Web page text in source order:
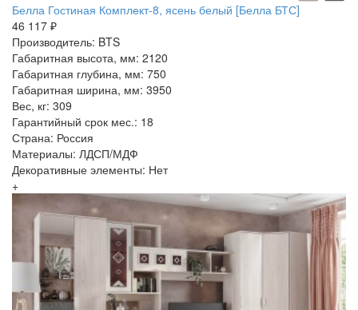
Белла Гостиная Комплект-8, ясень белый [Белла БТС]
46 117 ₽
Производитель: BTS
Габаритная высота, мм: 2120
Габаритная глубина, мм: 750
Габаритная ширина, мм: 3950
Вес, кг: 309
Гарантийный срок мес.: 18
Страна: Россия
Материалы: ЛДСП/МДФ
Декоративные элементы: Нет
+